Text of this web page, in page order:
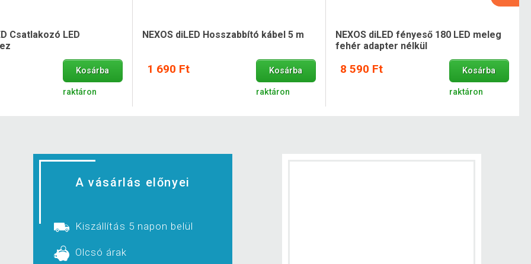
Csatlakozó LED
Kosárba
raktáron
NEXOS diLED Hosszabbító kábel 5 m
1 690 Ft Kosárba
raktáron
NEXOS diLED fényeső 180 LED meleg
fehér adapter nélkül
8 590 Ft Kosárba
raktáron
A vásárlás előnyei
Kiszállítás 5 napon belül
Olcsó árak